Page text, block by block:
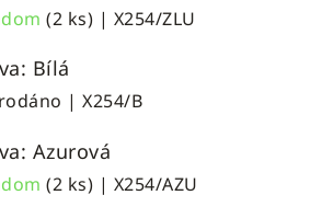
(2 ks) | X254/ZLU
Bílá
| X254/B
Azurová
(2 ks) | X254/AZU